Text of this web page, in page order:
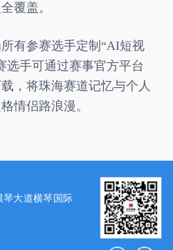
覆盖。
有参赛选手定制“AI短视
选手可通过赛事官方平台
，将珠海赛道记忆与个人
情侣路浪漫。
大道横琴国际